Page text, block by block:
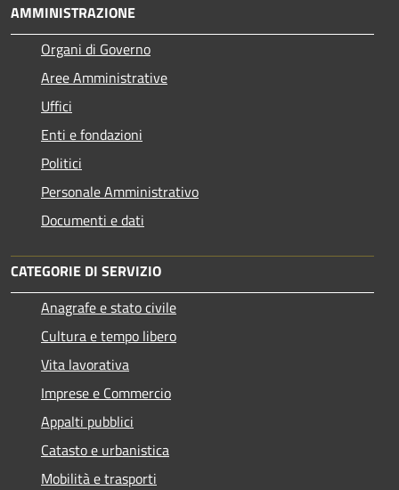
AMMINISTRAZIONE
Organi di Governo
Aree Amministrative
Uffici
Enti e fondazioni
Politici
Personale Amministrativo
Documenti e dati
CATEGORIE DI SERVIZIO
Anagrafe e stato civile
Cultura e tempo libero
Vita lavorativa
Imprese e Commercio
Appalti pubblici
Catasto e urbanistica
Mobilità e trasporti